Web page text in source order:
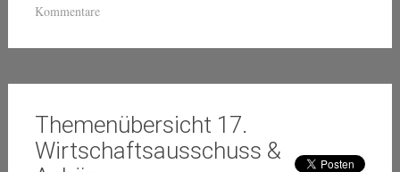
Kommentare
Themenübersicht 17.
Wirtschaftsausschuss &